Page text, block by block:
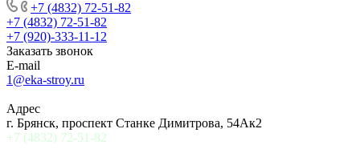
+7 (4832) 72-51-82
+7 (4832) 72-51-82
+7 (920)-333-11-12
Заказать звонок
E-mail
1@eka-stroy.ru
Адрес
г. Брянск, проспект Станке Димитрова, 54Ак2
+7 (4832) 72-51-82